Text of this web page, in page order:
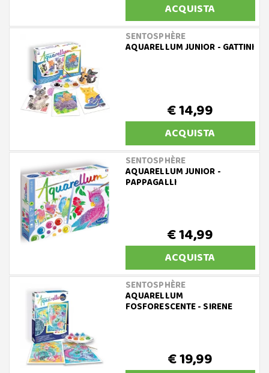
ACQUISTA
SENTOSPHÈRE
AQUARELLUM JUNIOR - GATTINI
€ 14,99
ACQUISTA
SENTOSPHÈRE
AQUARELLUM JUNIOR -
PAPPAGALLI
€ 14,99
ACQUISTA
SENTOSPHÈRE
AQUARELLUM
FOSFORESCENTE - SIRENE
€ 19,99